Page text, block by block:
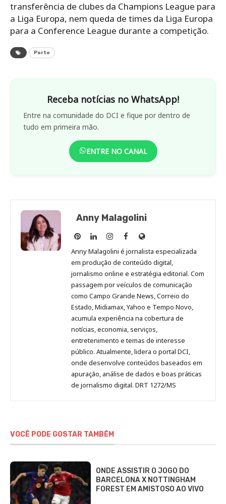
transferência de clubes da Champions League para
a Liga Europa, nem queda de times da Liga Europa
para a Conference League durante a competição.
Porto
Receba notícias no WhatsApp!
Entre na comunidade do DCI e fique por dentro de
tudo em primeira mão.
ENTRE NO CANAL
Anny Malagolini
Anny
Malagolini
no
Pinterest
Anny
Malagolini
no
LinkedIn
Anny
Malagolini
no
Instagram
Anny
Malagolini
no
Facebook
Site
de
Anny
Malagolini
Anny Malagolini é jornalista especializada
em produção de conteúdo digital,
jornalismo online e estratégia editorial. Com
passagem por veículos de comunicação
como Campo Grande News, Correio do
Estado, Midiamax, Yahoo e Tempo Novo,
acumula experiência na cobertura de
notícias, economia, serviços,
entretenimento e temas de interesse
público. Atualmente, lidera o portal DCI,
onde desenvolve conteúdos baseados em
apuração, análise de dados e boas práticas
de jornalismo digital. DRT 1272/MS
VOCÊ PODE GOSTAR TAMBÉM
ONDE ASSISTIR O JOGO DO
BARCELONA X NOTTINGHAM
FOREST EM AMISTOSO AO VIVO